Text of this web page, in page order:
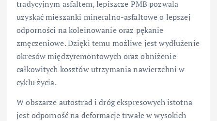
tradycyjnym asfaltem, lepiszcze PMB pozwala
uzyskać mieszanki mineralno-asfaltowe o lepszej
odporności na koleinowanie oraz pękanie
zmęczeniowe. Dzięki temu możliwe jest wydłużenie
okresów międzyremontowych oraz obniżenie
całkowitych kosztów utrzymania nawierzchni w
cyklu życia.
W obszarze autostrad i dróg ekspresowych istotna
jest odporność na deformacje trwałe w wysokich